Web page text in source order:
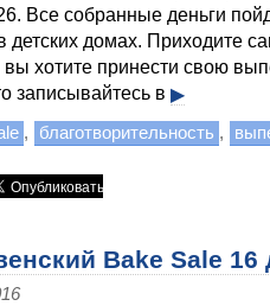
Все собранные деньги
детских домах. Приходите
хотите принести свою
записывайтесь в ▶
, благотворительность ,
Bake Sale